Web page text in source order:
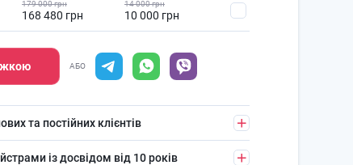
179 000 грн
168 480 грн
14 000 грн
10 000 грн
АБО
та постійних клієнтів
із досвідом від 10 років